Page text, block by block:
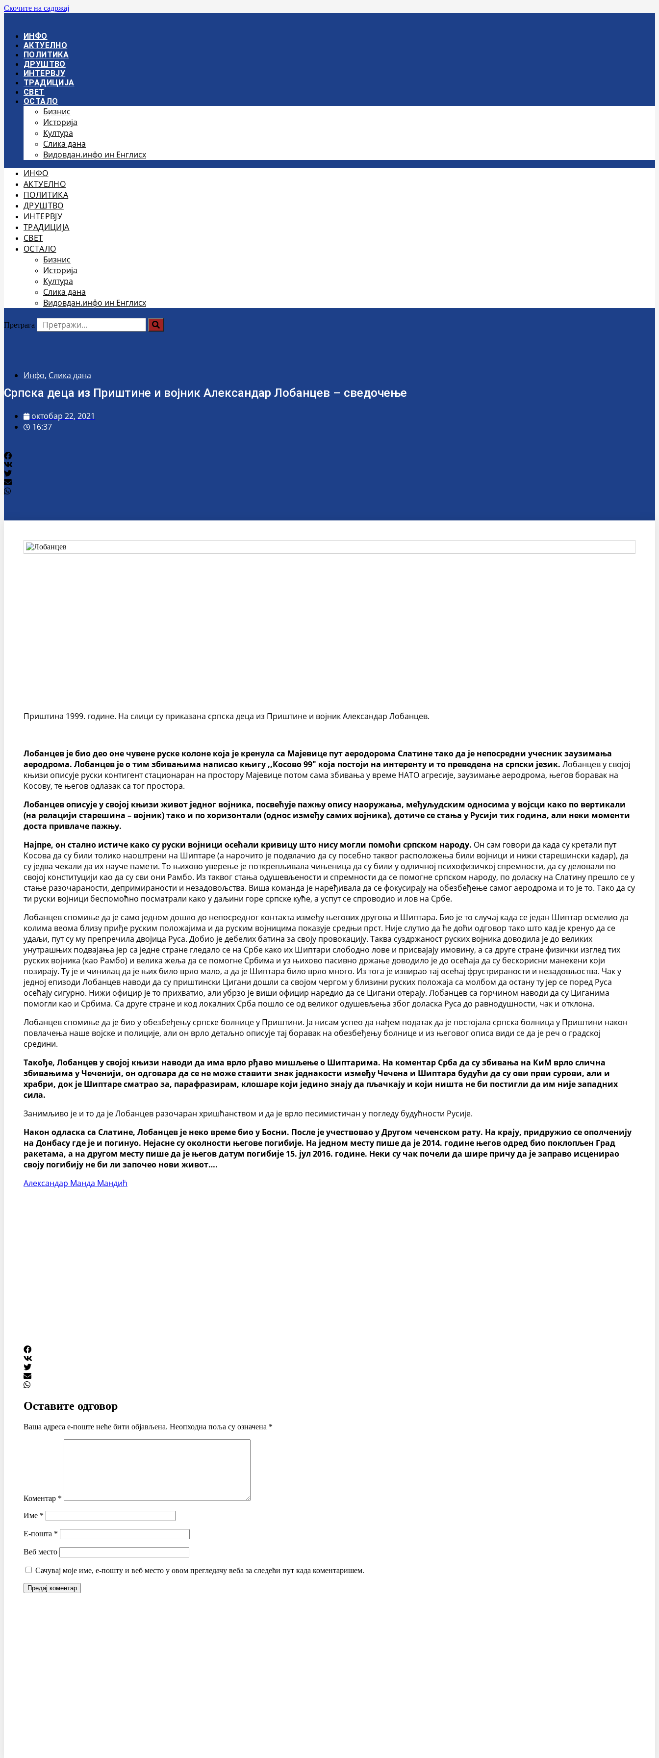
Скочите на садржај
ИНФО
АКТУЕЛНО
ПОЛИТИКА
ДРУШТВО
ИНТЕРВЈУ
ТРАДИЦИЈА
СВЕТ
ОСТАЛО
Бизнис
Историја
Култура
Слика дана
Видовдан.инфо ин Енглисх
ИНФО
АКТУЕЛНО
ПОЛИТИКА
ДРУШТВО
ИНТЕРВЈУ
ТРАДИЦИЈА
СВЕТ
ОСТАЛО
Бизнис
Историја
Култура
Слика дана
Видовдан.инфо ин Енглисх
Претрага
Инфо, Слика дана
Српска деца из Приштине и војник Александар Лобанцев – сведочење
октобар 22, 2021
16:37
Приштина 1999. године. На слици су приказана српска деца из Приштине и војник Александар Лобанцев.
Лобанцев је био део оне чувене руске колоне која је кренула са Мајевице пут аеродорома Слатине тако да је непосредни учесник заузимања
аеродрома. Лобанцев је о тим збивањима написао књигу ,,Косово 99″ која постоји на интеренту и то преведена на српски језик. Лобанцев у својој
књизи описује руски контигент стационаран на простору Мајевице потом сама збивања у време НАТО агресије, заузимање аеродрома, његов боравак на
Косову, те његов одлазак са тог простора.
Лобанцев описује у својој књизи живот једног војника, посвећује пажњу опису наоружања, међуљудским односима у војсци како по вертикали
(на релацији старешина – војник) тако и по хоризонтали (однос између самих војника), дотиче се стања у Русији тих година, али неки моменти
доста привлаче пажњу.
Најпре, он стално истиче како су руски војници осећали кривицу што нису могли помоћи српском народу. Он сам говори да када су кретали пут
Косова да су били толико наоштрени на Шиптаре (а нарочито је подвлачио да су посебно таквог расположења били војници и нижи старешински кадар), да
су једва чекали да их науче памети. То њихово уверење је поткрепљивала чињеница да су били у одличној психофизичкој спремности, да су деловали по
својој конституцији као да су сви они Рамбо. Из таквог стања одушевљености и спремности да се помогне српском народу, по доласку на Слатину прешло се у
стање разочараности, депримираности и незадовољства. Виша команда је наређивала да се фокусирају на обезбеђење самог аеродрома и то је то. Тако да су
ти руски војници беспомоћно посматрали како у даљини горе српске куће, а успут се спроводио и лов на Србе.
Лобанцев спомиње да је само једном дошло до непосредног контакта између његових другова и Шиптара. Био је то случај када се један Шиптар осмелио да
колима веома близу приђе руским положајима и да руским војницима показује средњи прст. Није слутио да ће доћи одговор тако што кад је кренуо да се
удаљи, пут су му препречила двојица Руса. Добио је дебелих батина за своју провокацију. Таква суздржаност руских војника доводила је до великих
унутрашњих подвајања јер са једне стране гледало се на Србе како их Шиптари слободно лове и присвајају имовину, а са друге стране физички изглед тих
руских војника (као Рамбо) и велика жеља да се помогне Србима и уз њихово пасивно држање доводило је до осећаја да су бескорисни манекени који
позирају. Ту је и чинилац да је њих било врло мало, а да је Шиптара било врло много. Из тога је извирао тај осећај фрустрираности и незадовљоства. Чак у
једној епизоди Лобанцев наводи да су приштински Цигани дошли са својом чергом у близини руских положаја са молбом да остану ту јер се поред Руса
осећају сигурно. Нижи официр је то прихватио, али убрзо је виши официр наредио да се Цигани отерају. Лобанцев са горчином наводи да су Циганима
помогли као и Србима. Са друге стране и код локалних Срба пошло се од великог одушевљења због доласка Руса до равнодушности, чак и отклона.
Лобанцев спомиње да је био у обезбеђењу српске болнице у Приштини. Ја нисам успео да нађем податак да је постојала српска болница у Приштини након
повлачења наше војске и полиције, али он врло детаљно описује тај боравак на обезбеђењу болнице и из његовог описа види се да је реч о градској
средини.
Такође, Лобанцев у својој књизи наводи да има врло рђаво мишљење о Шиптарима. На коментар Срба да су збивања на КиМ врло слична
збивањима у Чеченији, он одговара да се не може ставити знак једнакости између Чечена и Шиптара будући да су ови први сурови, али и
храбри, док је Шиптаре сматрао за, парафразирам, клошаре који једино знају да пљачкају и који ништа не би постигли да им није западних
сила.
Занимљиво је и то да је Лобанцев разочаран хришћанством и да је врло песимистичан у погледу будућности Русије.
Након одласка са Слатине, Лобанцев је неко време био у Босни. После је учествовао у Другом чеченском рату. На крају, придружио се ополченију
на Донбасу где је и погинуо. Нејасне су околности његове погибије. На једном месту пише да је 2014. године његов одред био поклопљен Град
ракетама, а на другом месту пише да је његов датум погибије 15. јул 2016. године. Неки су чак почели да шире причу да је заправо исценирао
своју погибију не би ли започео нови живот….
Александар Манда Мандић
Оставите одговор
Ваша адреса е-поште неће бити објављена. Неопходна поља су означена *
Коментар *
Име *
Е-пошта *
Веб место
Сачувај моје име, е-пошту и веб место у овом прегледачу веба за следећи пут када коментаришем.